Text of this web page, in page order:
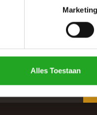
Marketing
Alles Toestaan